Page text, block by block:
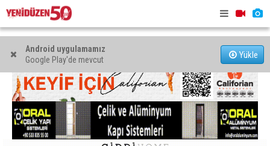
Android uygulamamız
Google Play'de mevcut
Yükle